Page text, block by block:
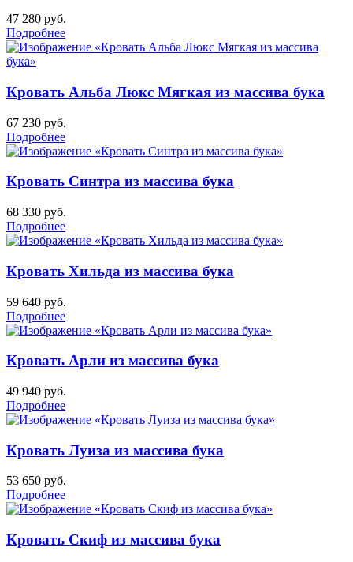
47 280 руб.
Подробнее
Кровать Альба Люкс Мягкая из массива бука
67 230 руб.
Подробнее
Кровать Синтра из массива бука
68 330 руб.
Подробнее
Кровать Хильда из массива бука
59 640 руб.
Подробнее
Кровать Арли из массива бука
49 940 руб.
Подробнее
Кровать Луиза из массива бука
53 650 руб.
Подробнее
Кровать Скиф из массива бука